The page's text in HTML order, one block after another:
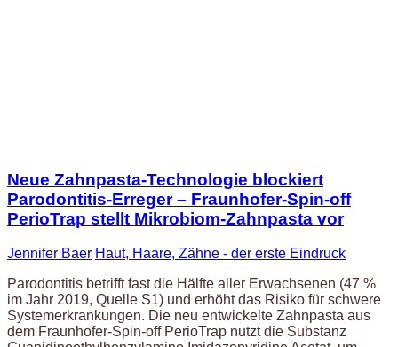
Neue Zahnpasta-Technologie blockiert
Parodontitis-Erreger – Fraunhofer-Spin-off
PerioTrap stellt Mikrobiom-Zahnpasta vor
Jennifer Baer Haut, Haare, Zähne - der erste Eindruck
Parodontitis betrifft fast die Hälfte aller Erwachsenen (47 %
im Jahr 2019, Quelle S1) und erhöht das Risiko für schwere
Systemerkrankungen. Die neu entwickelte Zahnpasta aus
dem Fraunhofer-Spin-off PerioTrap nutzt die Substanz